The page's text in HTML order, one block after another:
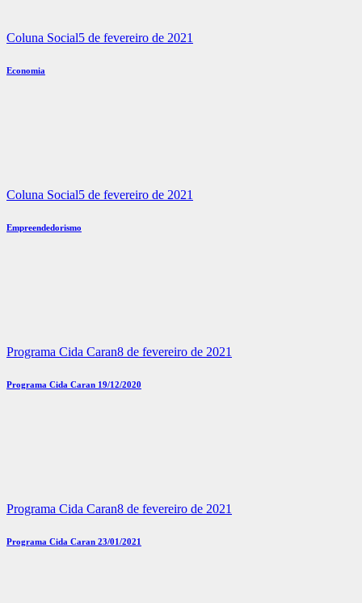
Coluna Social5 de fevereiro de 2021
Economia
Coluna Social5 de fevereiro de 2021
Empreendedorismo
Programa Cida Caran8 de fevereiro de 2021
Programa Cida Caran 19/12/2020
Programa Cida Caran8 de fevereiro de 2021
Programa Cida Caran 23/01/2021